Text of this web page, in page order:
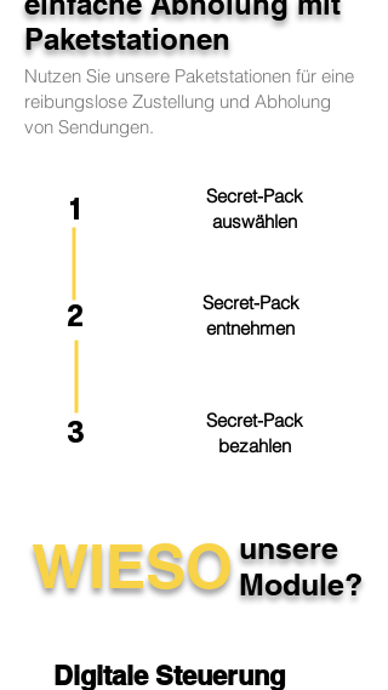
Paketstationen
Nutzen Sie unsere Paketstationen für eine
reibungslose Zustellung und Abholung
von Sendungen.
Secret-Pack
auswählen
Secret-Pack
entnehmen
3
2
1
Secret-Pack
bezahlen
WIESO unsere
Module?
Digitale Steuerung